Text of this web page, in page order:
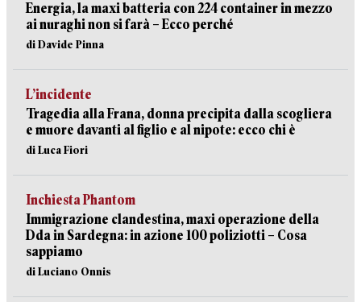
Energia, la maxi batteria con 224 container in mezzo
ai nuraghi non si farà – Ecco perché
di Davide Pinna
L’incidente
Tragedia alla Frana, donna precipita dalla scogliera
e muore davanti al figlio e al nipote: ecco chi è
di Luca Fiori
Inchiesta Phantom
Immigrazione clandestina, maxi operazione della
Dda in Sardegna: in azione 100 poliziotti – Cosa
sappiamo
di Luciano Onnis